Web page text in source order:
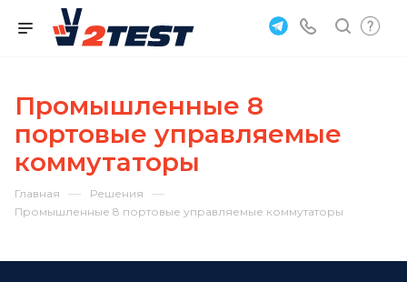
Промышленные 8
портовые управляемые
коммутаторы
Главная — Решения —
Промышленные 8 портовые управляемые коммутаторы